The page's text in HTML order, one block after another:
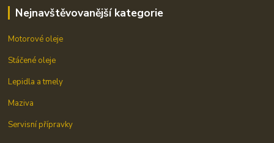
Nejnavštěvovanější kategorie
Motorové oleje
Stáčené oleje
Lepidla a tmely
Maziva
Servisní přípravky